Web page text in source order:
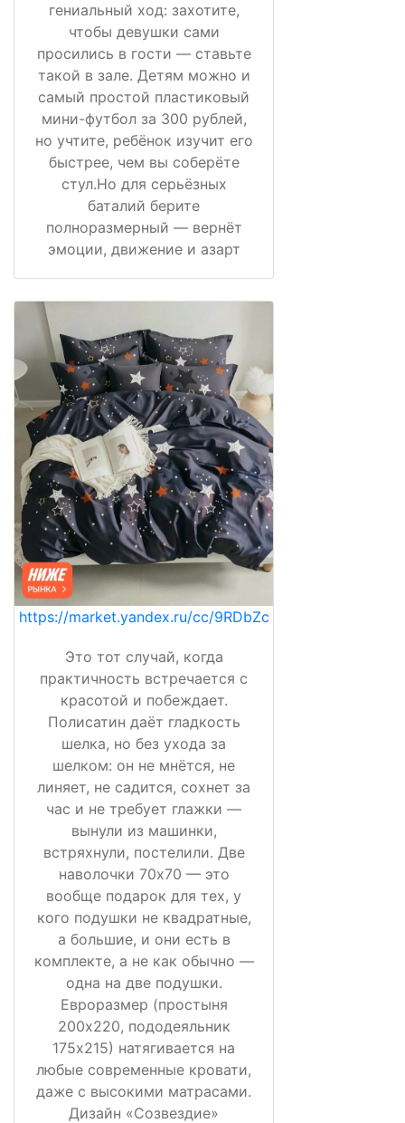
гениальный ход: захотите,
чтобы девушки сами
просились в гости — ставьте
такой в зале. Детям можно и
самый простой пластиковый
мини-футбол за 300 рублей,
но учтите, ребёнок изучит его
быстрее, чем вы соберёте
стул.Но для серьёзных
баталий берите
полноразмерный — вернёт
эмоции, движение и азарт
https://market.yandex.ru/cc/9RDbZc
Это тот случай, когда
практичность встречается с
красотой и побеждает.
Полисатин даёт гладкость
шелка, но без ухода за
шелком: он не мнётся, не
линяет, не садится, сохнет за
час и не требует глажки —
вынули из машинки,
встряхнули, постелили. Две
наволочки 70х70 — это
вообще подарок для тех, у
кого подушки не квадратные,
а большие, и они есть в
комплекте, а не как обычно —
одна на две подушки.
Евроразмер (простыня
200х220, пододеяльник
175х215) натягивается на
любые современные кровати,
даже с высокими матрасами.
Дизайн «Созвездие»